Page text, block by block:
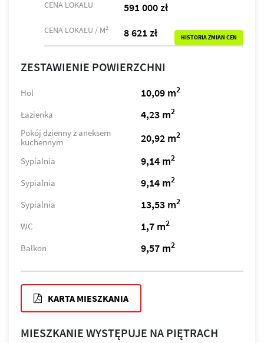
CENA LOKALU 591 000 zł
CENA LOKALU / M2 8 621 zł HISTORIA ZMIAN CEN
ZESTAWIENIE POWIERZCHNI
Hol 10,09 m2
Łazienka 4,23 m2
Pokój dzienny z aneksem
kuchennym
20,92 m2
Sypialnia 9,14 m2
Sypialnia 9,14 m2
Sypialnia 13,53 m2
WC 1,7 m2
Balkon 9,57 m2
KARTA MIESZKANIA
MIESZKANIE WYSTĘPUJE NA PIĘTRACH